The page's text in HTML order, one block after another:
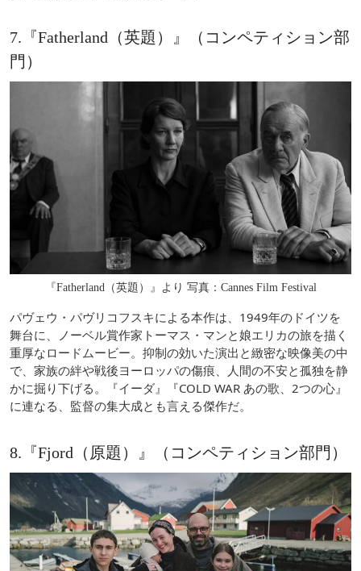
7.『Fatherland（英題）』（コンペティション部
門）
『Fatherland（英題）』より 写真：Cannes Film Festival
パヴェウ・パヴリコフスキによる本作は、1949年のドイツを
舞台に、ノーベル賞作家トーマス・マンと娘エリカの旅を描く
重厚なロードムービー。抑制の効いた演出と緻密な映像美の中
で、家族の絆や戦後ヨーロッパの傷痕、人間の不安と孤独を静
かに掘り下げる。『イーダ』『COLD WAR あの歌、2つの心』
に連なる、監督の集大成とも言える傑作だ。
8.『Fjord（原題）』（コンペティション部門）